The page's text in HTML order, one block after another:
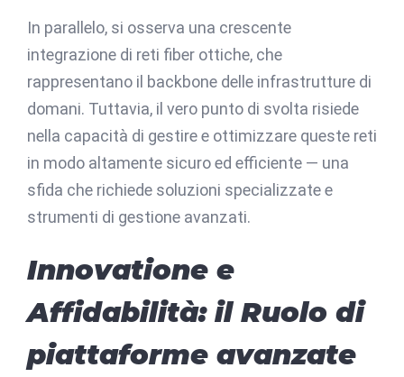
In parallelo, si osserva una crescente
integrazione di reti fiber ottiche, che
rappresentano il backbone delle infrastrutture di
domani. Tuttavia, il vero punto di svolta risiede
nella capacità di gestire e ottimizzare queste reti
in modo altamente sicuro ed efficiente — una
sfida che richiede soluzioni specializzate e
strumenti di gestione avanzati.
Innovatione e
Affidabilità: il Ruolo di
piattaforme avanzate